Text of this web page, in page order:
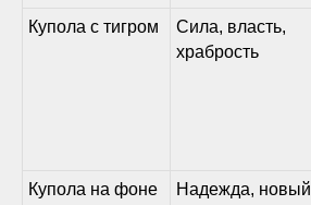
Купола с тигром
Сила, власть,
храбрость
Купола на фоне
Надежда, новый